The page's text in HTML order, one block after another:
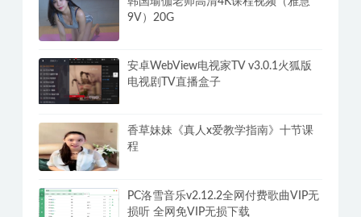
9V）20G
安卓WebView电视家TV v3.0.1火狐版
电视剧TV直播盒子
香草妹妹《真人x爱教学指南》十节课
程
PC洛雪音乐v2.12.2全网付费歌曲VIP无
损听 全网免VIP无损下载